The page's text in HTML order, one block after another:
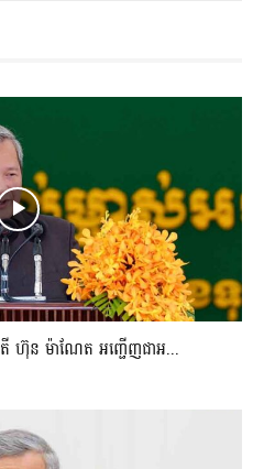
ហ៊ុន ម៉ាណែត អញ្ជើញជាអ...